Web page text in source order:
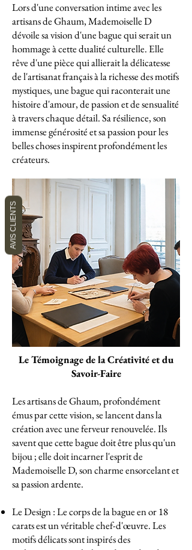
Lors d'une conversation intime avec les
artisans de Ghaum, Mademoiselle D
dévoile sa vision d'une bague qui serait un
hommage à cette dualité culturelle. Elle
rêve d'une pièce qui allierait la délicatesse
de l'artisanat français à la richesse des motifs
mystiques, une bague qui raconterait une
histoire d'amour, de passion et de sensualité
à travers chaque détail. Sa résilience, son
immense générosité et sa passion pour les
belles choses inspirent profondément les
créateurs.
Le Témoignage de la Créativité et du
Savoir-Faire
Les artisans de Ghaum, profondément
émus par cette vision, se lancent dans la
création avec une ferveur renouvelée. Ils
savent que cette bague doit être plus qu'un
bijou ; elle doit incarner l'esprit de
Mademoiselle D, son charme ensorcelant et
sa passion ardente.
Le Design : Le corps de la bague en or 18
carats est un véritable chef-d'œuvre. Les
motifs délicats sont inspirés des
AVIS CLIENTS